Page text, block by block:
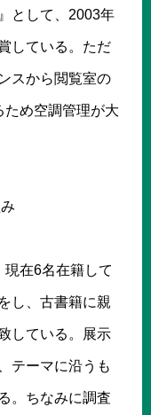
として、2003年
している。ただ
スから閲覧室の
ため空調管理が大
在6名在籍して
し、古書籍に親
している。展示
テーマに沿うも
。ちなみに調査